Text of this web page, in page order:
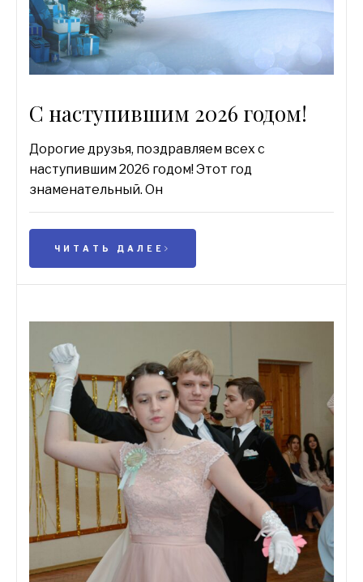
С наступившим 2026 годом!
Дорогие друзья, поздравляем всех с
наступившим 2026 годом! Этот год
знаменательный. Он
ЧИТАТЬ ДАЛЕЕ